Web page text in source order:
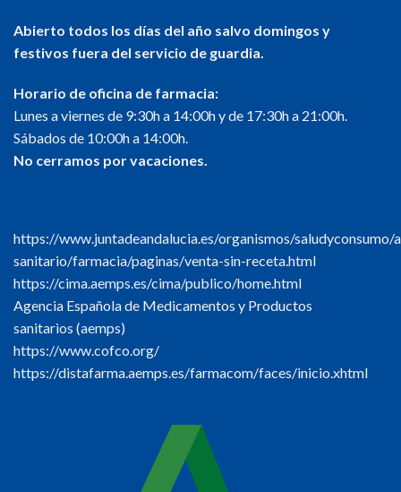
Abierto todos los días del año salvo domingos y
festivos fuera del servicio de guardia.
Horario de oficina de farmacia:
Lunes a viernes de 9:30h a 14:00h y de 17:30h a 21:00h.
Sábados de 10:00h a 14:00h.
No cerramos por vacaciones.
https://www.juntadeandalucia.es/organismos/saludyconsumo/
sanitario/farmacia/paginas/venta-sin-receta.html
https://cima.aemps.es/cima/publico/home.html
Agencia Española de Medicamentos y Productos
sanitarios (aemps)
https://www.cofco.org/
https://distafarma.aemps.es/farmacom/faces/inicio.xhtml